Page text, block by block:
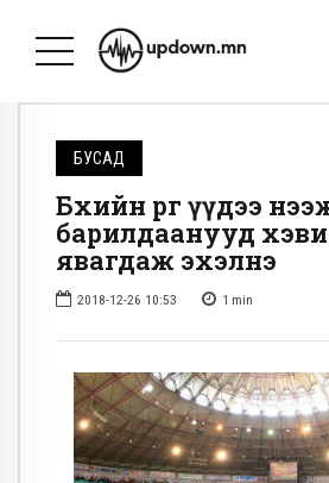
БУСАД
Бөхийн өргөө үүдээ
барилдаанууд
явагдаж эхэлнэ
2018-12-26 10:53 1 min